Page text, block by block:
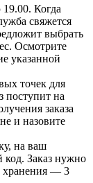
19.00. Когда
свяжется
выбрать
Осмотрите
указанной
точек для
поступит на
заказа
и назовите
на ваш
код. Заказ нужно
хранения — 3